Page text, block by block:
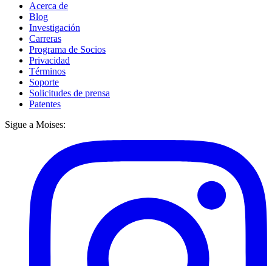
Acerca de
Blog
Investigación
Carreras
Programa de Socios
Privacidad
Términos
Soporte
Solicitudes de prensa
Patentes
Sigue a Moises: